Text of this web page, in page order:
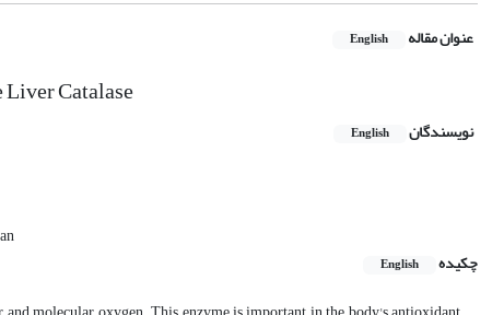
عنوان مقاله English
Catalase
نویسندگان English
چکیده
English